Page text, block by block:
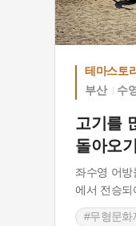
테마스토리
부산
수
고기를
돌아오
좌수영 어
에서 전승
#무형문화